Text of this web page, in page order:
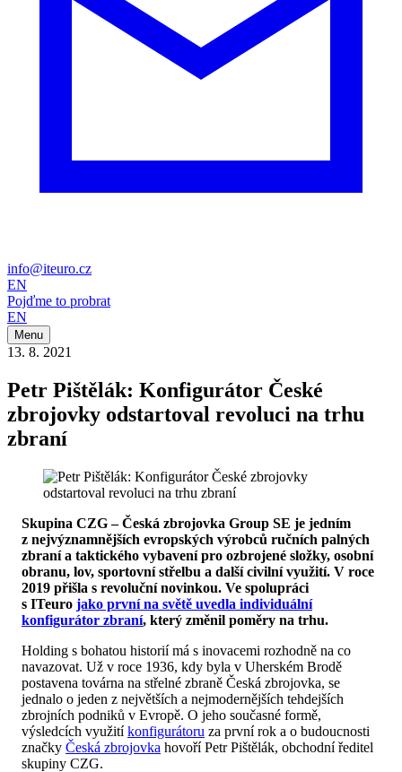
info@iteuro.cz
EN
Pojďme to probrat
EN
Menu
13. 8. 2021
Petr Pištělák: Konfigurátor České
zbrojovky odstartoval revoluci na trhu
zbraní
Skupina CZG – Česká zbrojovka Group SE je jedním
z nejvýznamnějších evropských výrobců ručních palných
zbraní a taktického vybavení pro ozbrojené složky, osobní
obranu, lov, sportovní střelbu a další civilní využití. V roce
2019 přišla s revoluční novinkou. Ve spolupráci
s ITeuro jako první na světě uvedla individuální
konfigurátor zbraní, který změnil poměry na trhu.
Holding s bohatou historií má s inovacemi rozhodně na co
navazovat. Už v roce 1936, kdy byla v Uherském Brodě
postavena továrna na střelné zbraně Česká zbrojovka, se
jednalo o jeden z největších a nejmodernějších tehdejších
zbrojních podniků v Evropě. O jeho současné formě,
výsledcích využitíkonfigurátoru za první rok a o budoucnosti
značky Česká zbrojovka hovoří Petr Pištělák, obchodní ředitel
skupiny CZG.